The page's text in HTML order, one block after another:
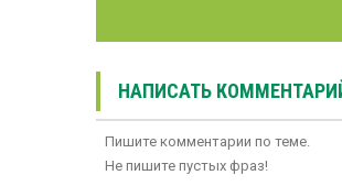
НАПИСАТЬ
Пишите комментарии по теме.
Не пишите пустых фраз!